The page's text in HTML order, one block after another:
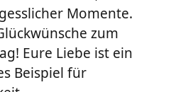
Momente.
zum
Eure Liebe ist ein
Beispiel für